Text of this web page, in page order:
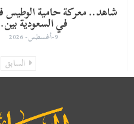
شاهد.. معركة حامية الوطيس
في السعودية
9-أغسطس- 2026
السابق